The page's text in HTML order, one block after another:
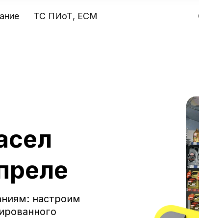
ТС ПИоТ, ЕСМ
настроим
1 апреля 2026
материалов?